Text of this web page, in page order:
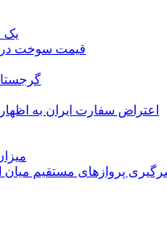
یک
قیمت سوخت در
اعتراض سفارت ایران به
پروازهای مستقیم